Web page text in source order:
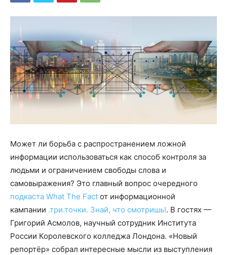
Может ли борьба с распространением ложной
информации использоваться как способ контроля за
людьми и ограничением свободы слова и
самовыражения? Это главный вопрос очередного
подкаста What The Fact от информационной
кампании .три.точки. Знай, что смотришь!. В гостях —
Григорий Асмолов, научный сотрудник Института
России Королевского колледжа Лондона. «Новый
репортёр» собрал интересные мысли из выступления